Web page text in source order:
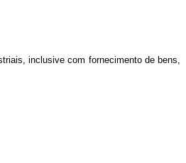
inclusive com fornecimento de bens,